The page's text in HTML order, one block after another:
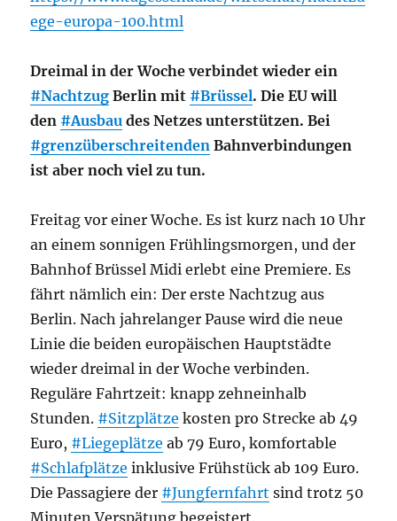
ege-europa-100.html
Dreimal in der Woche verbindet wieder ein
#Nachtzug Berlin mit #Brüssel. Die EU will
den #Ausbau des Netzes unterstützen. Bei
#grenzüberschreitenden Bahnverbindungen
ist aber noch viel zu tun.
Freitag vor einer Woche. Es ist kurz nach 10 Uhr
an einem sonnigen Frühlingsmorgen, und der
Bahnhof Brüssel Midi erlebt eine Premiere. Es
fährt nämlich ein: Der erste Nachtzug aus
Berlin. Nach jahrelanger Pause wird die neue
Linie die beiden europäischen Hauptstädte
wieder dreimal in der Woche verbinden.
Reguläre Fahrtzeit: knapp zehneinhalb
Stunden. #Sitzplätze kosten pro Strecke ab 49
Euro, #Liegeplätze ab 79 Euro, komfortable
#Schlafplätze inklusive Frühstück ab 109 Euro.
Die Passagiere der #Jungfernfahrt sind trotz 50